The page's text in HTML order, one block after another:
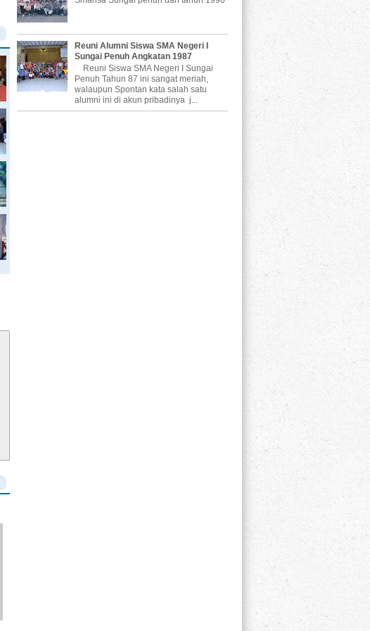
Reuni Alumni Siswa SMA Negeri I
Sungai Penuh Angkatan 1987
Reuni Siswa SMA Negeri I Sungai
Penuh Tahun 87 ini sangat meriah,
walaupun Spontan kata salah satu
alumni ini di akun pribadinya j...